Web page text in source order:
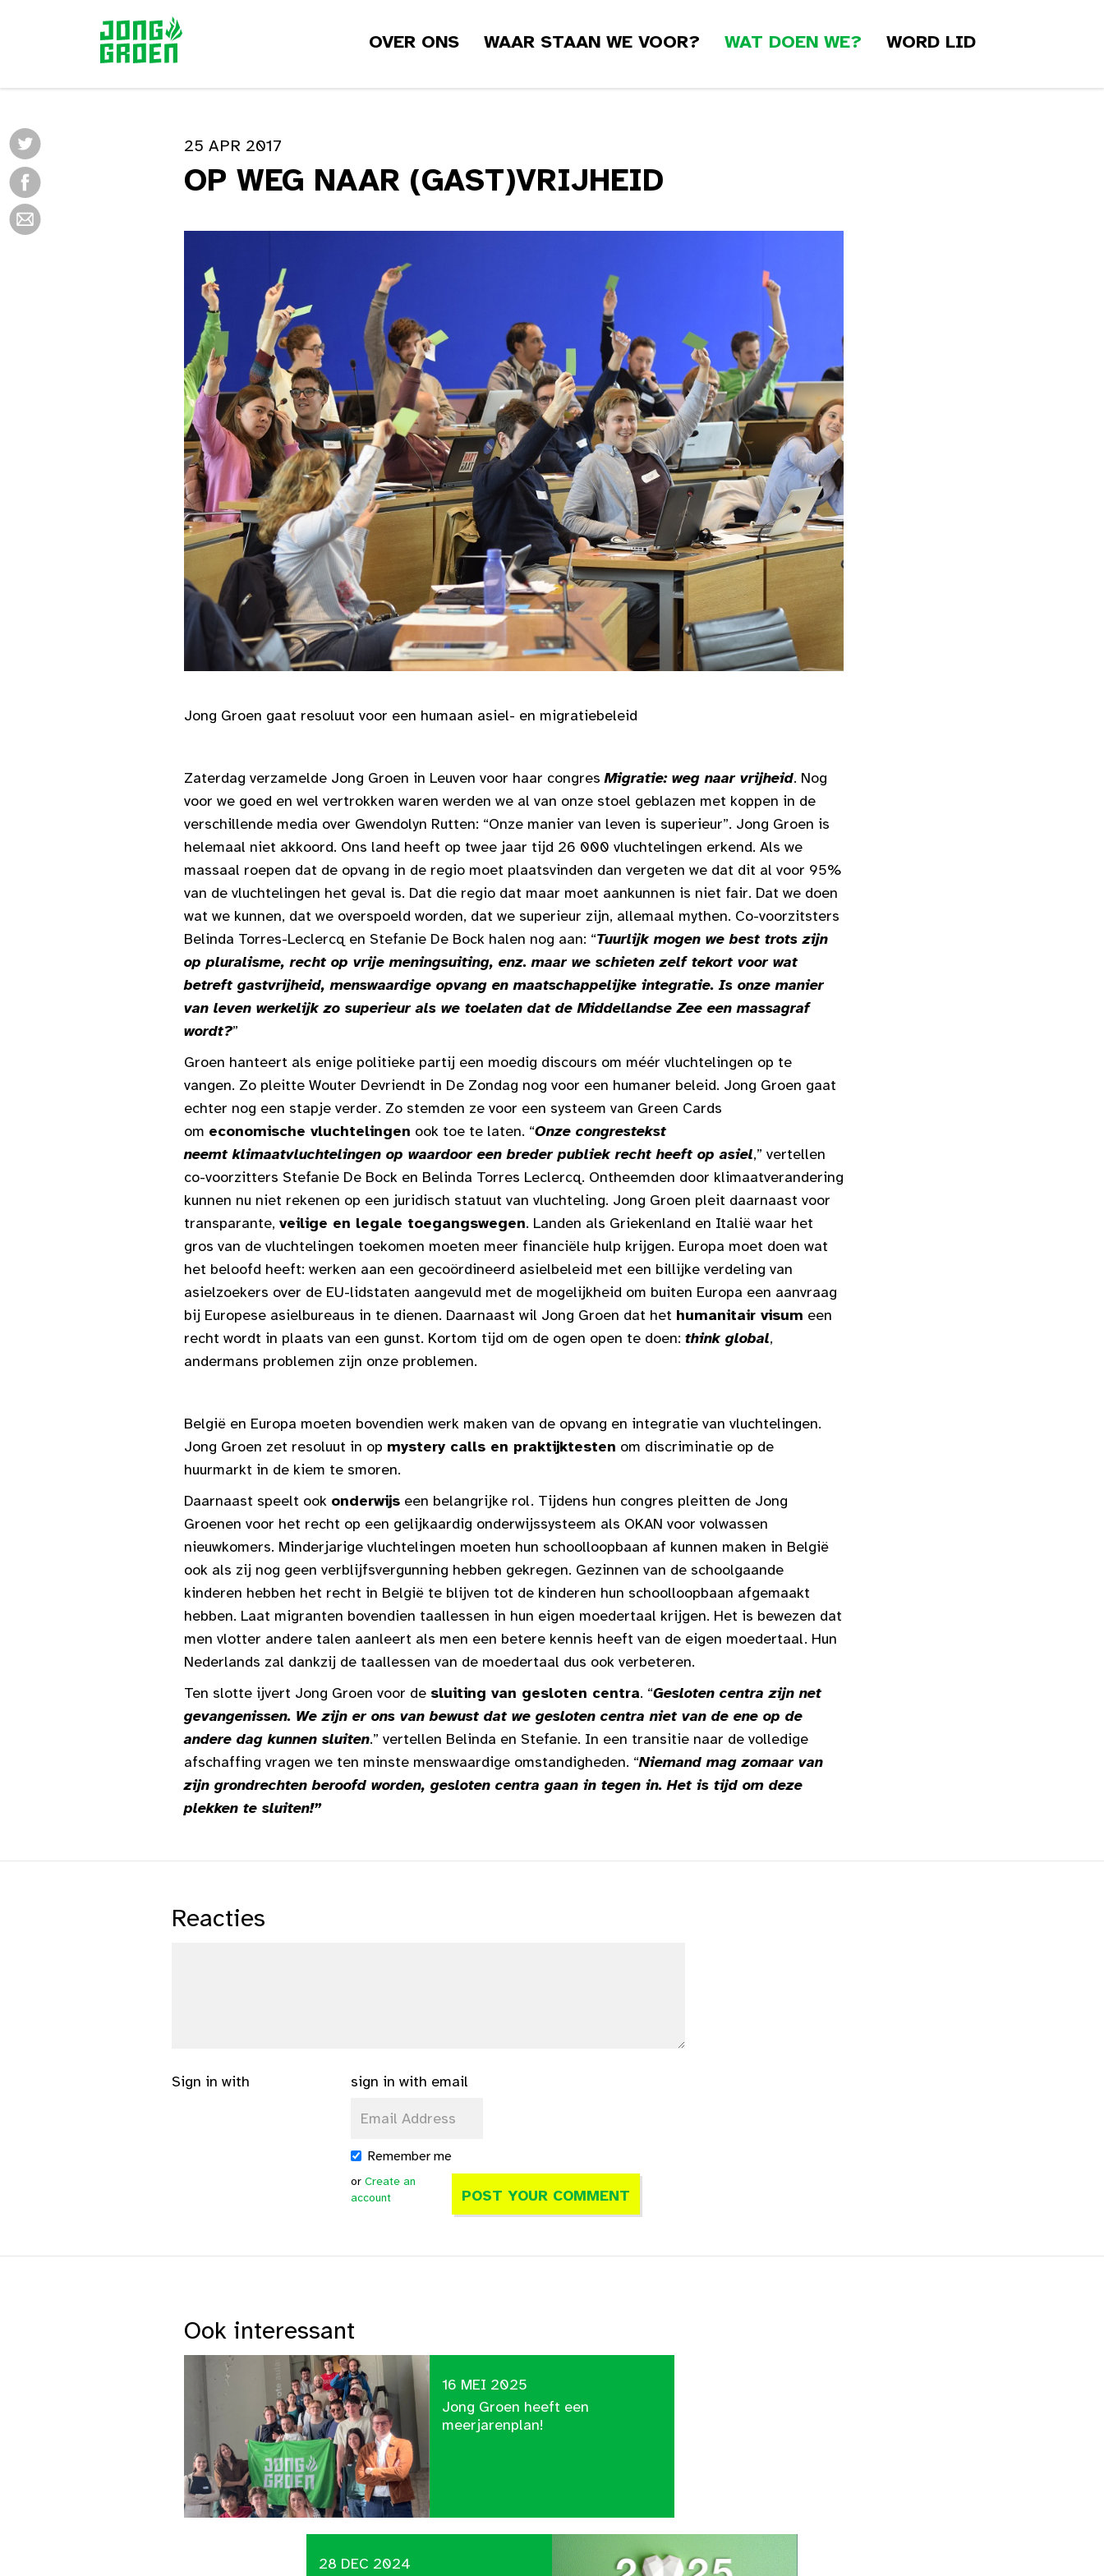
OVER ONS WAAR STAAN WE VOOR? WAT DOEN WE? WORD LID
25 APR 2017
OP WEG NAAR (GAST)VRIJHEID
Jong Groen gaat resoluut voor een humaan asiel- en migratiebeleid
Zaterdag verzamelde Jong Groen in Leuven voor haar congres Migratie: weg naar vrijheid. Nog
voor we goed en wel vertrokken waren werden we al van onze stoel geblazen met koppen in de
verschillende media over Gwendolyn Rutten: “Onze manier van leven is superieur”. Jong Groen is
helemaal niet akkoord. Ons land heeft op twee jaar tijd 26 000 vluchtelingen erkend. Als we
massaal roepen dat de opvang in de regio moet plaatsvinden dan vergeten we dat dit al voor 95%
van de vluchtelingen het geval is. Dat die regio dat maar moet aankunnen is niet fair. Dat we doen
wat we kunnen, dat we overspoeld worden, dat we superieur zijn, allemaal mythen. Co-voorzitsters
Belinda Torres-Leclercq en Stefanie De Bock halen nog aan: “Tuurlijk mogen we best trots zijn
op pluralisme, recht op vrije meningsuiting, enz. maar we schieten zelf tekort voor wat
betreft gastvrijheid, menswaardige opvang en maatschappelijke integratie. Is onze manier
van leven werkelijk zo superieur als we toelaten dat de Middellandse Zee een massagraf
wordt?”
Groen hanteert als enige politieke partij een moedig discours om méér vluchtelingen op te
vangen. Zo pleitte Wouter Devriendt in De Zondag nog voor een humaner beleid. Jong Groen gaat
echter nog een stapje verder. Zo stemden ze voor een systeem van Green Cards
om economische vluchtelingen ook toe te laten. “Onze congrestekst
neemt klimaatvluchtelingen op waardoor een breder publiek recht heeft op asiel,” vertellen
co-voorzitters Stefanie De Bock en Belinda Torres Leclercq. Ontheemden door klimaatverandering
kunnen nu niet rekenen op een juridisch statuut van vluchteling. Jong Groen pleit daarnaast voor
transparante, veilige en legale toegangswegen. Landen als Griekenland en Italië waar het
gros van de vluchtelingen toekomen moeten meer financiële hulp krijgen. Europa moet doen wat
het beloofd heeft: werken aan een gecoördineerd asielbeleid met een billijke verdeling van
asielzoekers over de EU-lidstaten aangevuld met de mogelijkheid om buiten Europa een aanvraag
bij Europese asielbureaus in te dienen. Daarnaast wil Jong Groen dat het humanitair visum een
recht wordt in plaats van een gunst. Kortom tijd om de ogen open te doen: think global,
andermans problemen zijn onze problemen.
België en Europa moeten bovendien werk maken van de opvang en integratie van vluchtelingen.
Jong Groen zet resoluut in op mystery calls en praktijktesten om discriminatie op de
huurmarkt in de kiem te smoren.
Daarnaast speelt ook onderwijs een belangrijke rol. Tijdens hun congres pleitten de Jong
Groenen voor het recht op een gelijkaardig onderwijssysteem als OKAN voor volwassen
nieuwkomers. Minderjarige vluchtelingen moeten hun schoolloopbaan af kunnen maken in België
ook als zij nog geen verblijfsvergunning hebben gekregen. Gezinnen van de schoolgaande
kinderen hebben het recht in België te blijven tot de kinderen hun schoolloopbaan afgemaakt
hebben. Laat migranten bovendien taallessen in hun eigen moedertaal krijgen. Het is bewezen dat
men vlotter andere talen aanleert als men een betere kennis heeft van de eigen moedertaal. Hun
Nederlands zal dankzij de taallessen van de moedertaal dus ook verbeteren.
Ten slotte ijvert Jong Groen voor de sluiting van gesloten centra. “Gesloten centra zijn net
gevangenissen. We zijn er ons van bewust dat we gesloten centra niet van de ene op de
andere dag kunnen sluiten.” vertellen Belinda en Stefanie. In een transitie naar de volledige
afschaffing vragen we ten minste menswaardige omstandigheden. “Niemand mag zomaar van
zijn grondrechten beroofd worden, gesloten centra gaan in tegen in. Het is tijd om deze
plekken te sluiten!”
Reacties
Sign in with sign in with email
Remember me
orCreate an
account
Ook interessant
16 MEI 2025
Jong Groen heeft een
meerjarenplan!
28 DEC 2024